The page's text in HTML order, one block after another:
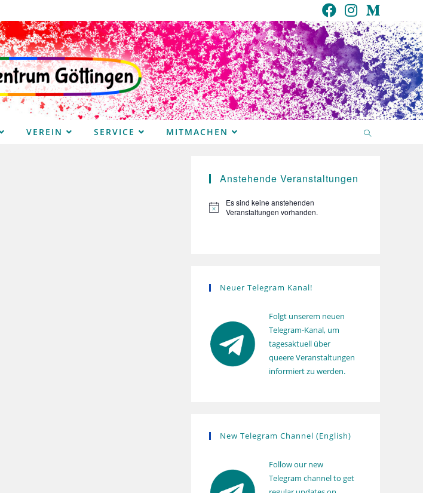
VEREIN SERVICE MITMACHEN
Anstehende Veranstaltungen
H
Es sind keine anstehenden
Veranstaltungen vorhanden.
Neuer Telegram Kanal!
Folgt unserem neuen
Telegram-Kanal, um
tagesaktuell über
queere Veranstaltungen
informiert zu werden.
New Telegram Channel (English)
Follow our new
Telegram channel to get